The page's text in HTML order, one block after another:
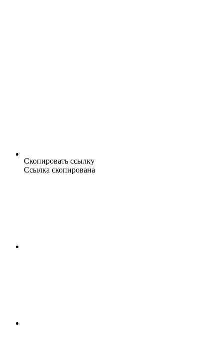
Скопировать ссылку
Ссылка скопирована